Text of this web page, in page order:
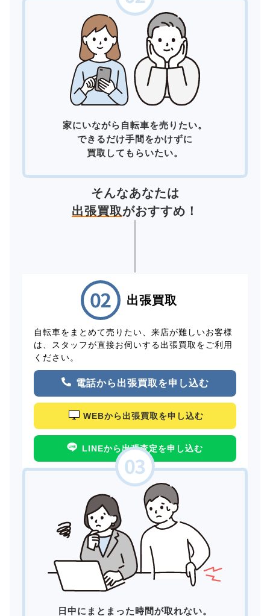
家にいながら自転車を売りたい。
できるだけ手間をかけずに
買取してもらいたい。
そんなあなたは
出張買取がおすすめ！
出張買取
自転車をまとめて売りたい、来店が難しいお客様
は、スタッフが直接お伺いする出張買取をご利用
ください。
電話から出張買取を申し込む
WEBから出張買取を申し込む
LINEから出張査定を申し込む
日中にまとまった時間が取れない。